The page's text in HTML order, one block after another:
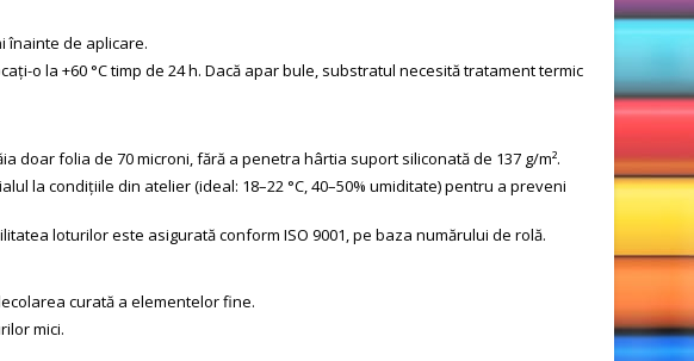
înainte de aplicare.
o la +60 °C timp de 24 h. Dacă apar bule, substratul necesită tratament termic
doar folia de 70 microni, fără a penetra hârtia suport siliconată de 137 g/m².
la condițiile din atelier (ideal: 18–22 °C, 40–50% umiditate) pentru a preveni
loturilor este asigurată conform ISO 9001, pe baza numărului de rolă.
curată a elementelor fine.
mici.